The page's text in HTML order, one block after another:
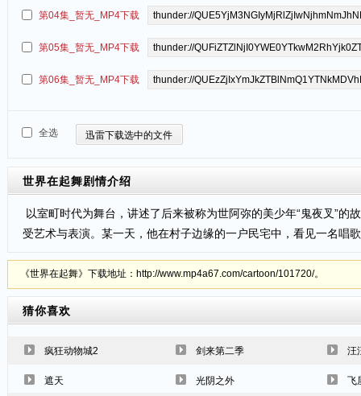
第04集_暂无_MP4下载
第05集_暂无_MP4下载
第06集_暂无_MP4下载
全选 迅雷下载选中的文件
世界在起舞剧情介绍
以室町时代为舞台，讲述了后来被称为世阿弥的美少年“鬼夜叉”
受艺术与表演。某一天，他在村子边缘的一户民宅中，看见一名唱
《世界在起舞》下载地址：http://www.mp4a67.com/cartoon/101720/。
猜你喜欢
疯狂动物城2 剑来第二季 汪
遮天 光阴之外 飞